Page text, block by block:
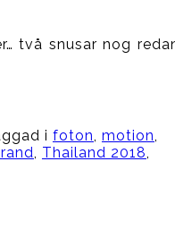
två snusar nog
i foton, motion,
, Thailand 2018,